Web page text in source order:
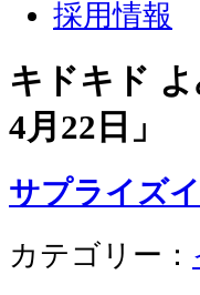
採用情報
キドキド
4月22日 」
サプライズ
カテゴリー：